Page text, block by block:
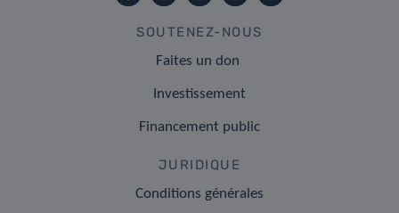
SOUTENEZ-NOUS
Faites un don
Investissement
Financement public
JURIDIQUE
Conditions générales